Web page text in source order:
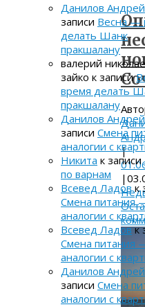
|
|
Данилов Андрей
записи Весна —
делать Шанк
пракшалану
валерий
зайко к записи
время делать
пракшалану
Данилов Андрей
записи Смена
аналогии с
Никита к записи
по варнам
Всевед Ладовк
Смена питания
аналогии с
Всевед Ладовк
Смена питания
аналогии с
Данилов Андрей
записи Смена
аналогии с